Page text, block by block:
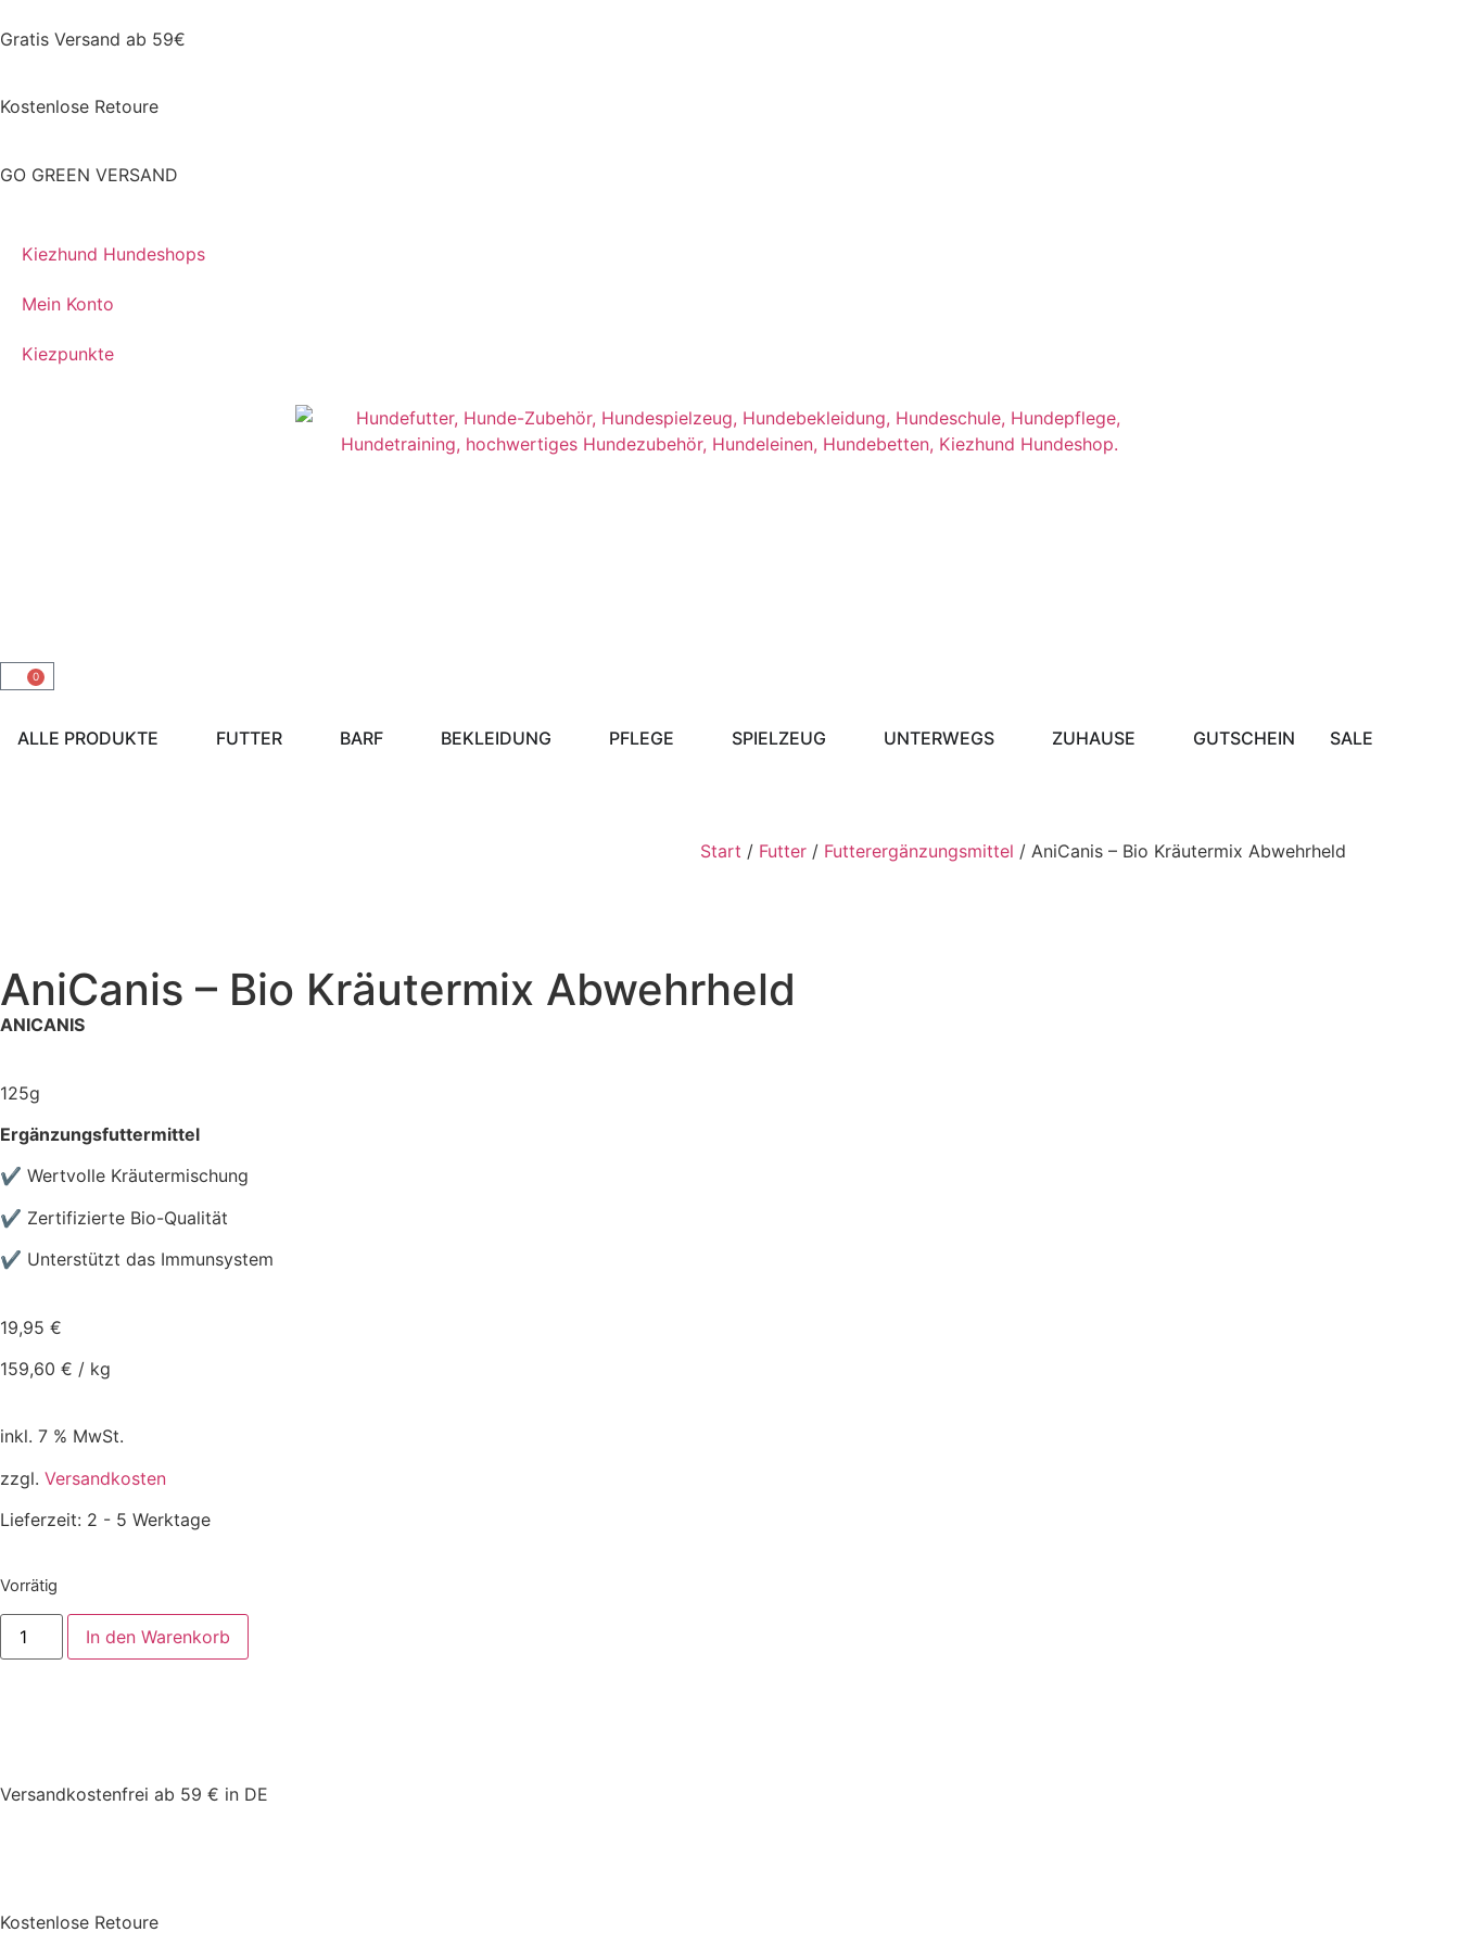
Gratis Versand ab 59€
Kostenlose Retoure
GO GREEN VERSAND
Kiezhund Hundeshops
Mein Konto
Kiezpunkte
0
ALLE PRODUKTE FUTTER BARF BEKLEIDUNG PFLEGE SPIELZEUG UNTERWEGS ZUHAUSE GUTSCHEIN SALE
Start / Futter / Futterergänzungsmittel / AniCanis – Bio Kräutermix Abwehrheld
AniCanis – Bio Kräutermix Abwehrheld
ANICANIS
125g
Ergänzungsfuttermittel
✔ Wertvolle Kräutermischung
✔ Zertifizierte Bio-Qualität
✔ Unterstützt das Immunsystem
19,95 €
159,60 € / kg
inkl. 7 % MwSt.
zzgl. Versandkosten
Lieferzeit: 2 - 5 Werktage
Vorrätig
In den Warenkorb
Versandkostenfrei ab 59 € in DE
Kostenlose Retoure